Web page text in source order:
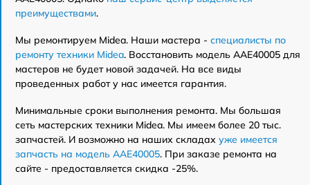
преимуществами.
Мы ремонтируем Midea. Наши мастера - специалисты по
ремонту техники Midea. Восстановить модель AAE40005 для
мастеров не будет новой задачей. На все виды
проведенных работ у нас имеется гарантия.
Минимальные сроки выполнения ремонта. Мы большая
сеть мастерских техники Midea. Мы имеем более 20 тыс.
запчастей. И возможно на наших складах уже имеется
запчасть на модель AAE40005. При заказе ремонта на
сайте - предоставляется скидка -25%.